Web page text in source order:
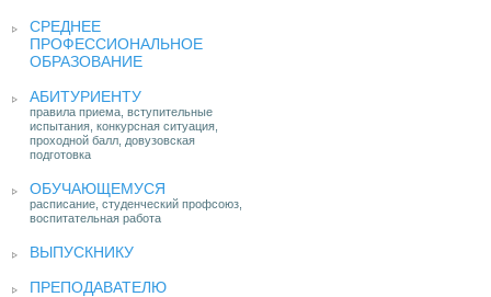
СРЕДНЕЕ
ПРОФЕССИОНАЛЬНОЕ
ОБРАЗОВАНИЕ
АБИТУРИЕНТУ
правила приема, вступительные
испытания, конкурсная ситуация,
проходной балл, довузовская
подготовка
ОБУЧАЮЩЕМУСЯ
расписание, студенческий профсоюз,
воспитательная работа
ВЫПУСКНИКУ
ПРЕПОДАВАТЕЛЮ